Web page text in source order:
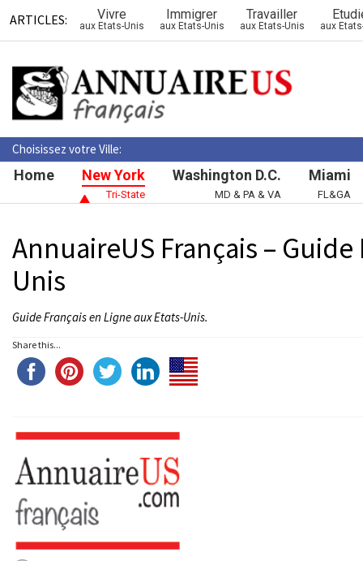
ARTICLES: Vivre
aux Etats-Unis
Immigrer
aux Etats-Unis
Travailler
aux Etats-Unis aux
Choisissez votre Ville:
Home New York
Tri-State
Washington D.C.
MD & PA & VA
Miami
FL&GA
AnnuaireUS Français – Guide
Unis
Guide Français en Ligne aux Etats-Unis.
Share this...